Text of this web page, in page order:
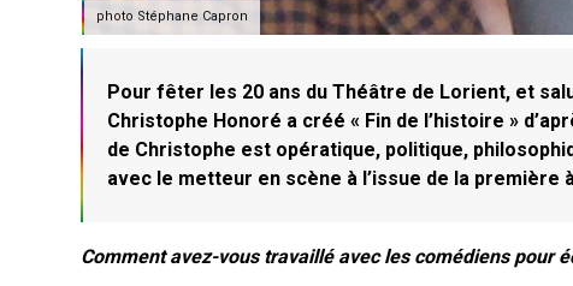
photo Stéphane Capron
Pour fêter les 20 ans du Théâtre de Lorient, et
Christophe Honoré a créé « Fin de l’histoire »
de Christophe est opératique, politique,
avec le metteur en scène à l’issue de la première
Comment avez-vous travaillé avec les comédiens pour